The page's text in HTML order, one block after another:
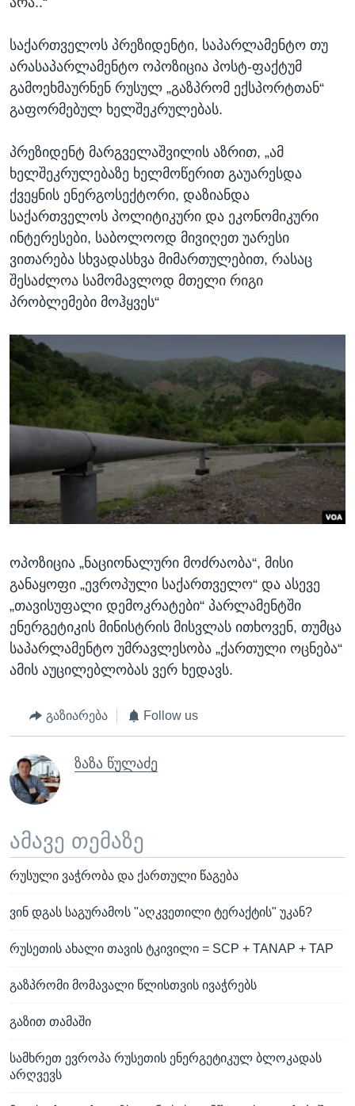
საქართველოს პრეზიდენტი, საპარლამენტო თუ
არასაპარლამენტო ოპოზიცია პოსტ-ფაქტუმ
გამოეხმაურნენ რუსულ „გაზპრომ ექსპორტთან“
გაფორმებულ ხელშეკრულებას.
პრეზიდენტ მარგველაშვილის აზრით, „ამ
ხელშეკრულებაზე ხელმოწერით გაუარესდა
ქვეყნის ენერგოსექტორი, დაზიანდა
საქართველოს პოლიტიკური და ეკონომიკური
ინტერესები, საბოლოოდ მივიღეთ უარესი
ვითარება სხვადასხვა მიმართულებით, რასაც
შესაძლოა სამომავლოდ მთელი რიგი
პრობლემები მოჰყვეს“
ოპოზიცია „ნაციონალური მოძრაობა“, მისი
განაყოფი „ევროპული საქართველო“ და ასევე
„თავისუფალი დემოკრატები“ პარლამენტში
ენერგეტიკის მინისტრის მისვლას ითხოვენ, თუმცა
საპარლამენტო უმრავლესობა „ქართული ოცნება“
ამის აუცილებლობას ვერ ხედავს.
გაზიარება Follow us
ზაზა წულაძე
ამავე თემაზე
რუსული ვაჭრობა და ქართული წაგება
ვინ დგას საგურამოს "აღკვეთილი ტერაქტის" უკან?
რუსეთის ახალი თავის ტკივილი = SCP + TANAP + TAP
გაზპრომი მომავალი წლისთვის ივაჭრებს
გაზით თამაში
სამხრეთ ევროპა რუსეთის ენერგეტიკულ ბლოკადას
არღვევს